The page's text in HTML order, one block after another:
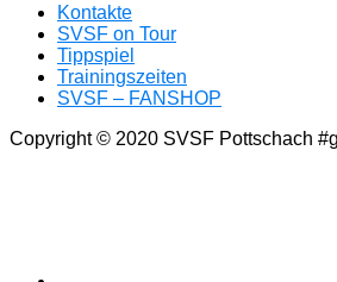
Kontakte
SVSF on Tour
Tippspiel
Trainingszeiten
SVSF – FANSHOP
Copyright © 2020 SVSF Pottschach